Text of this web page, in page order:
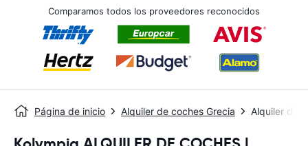
Comparamos todos los proveedores reconocidos
Página de inicio Alquiler de coches Grecia Alquiler de